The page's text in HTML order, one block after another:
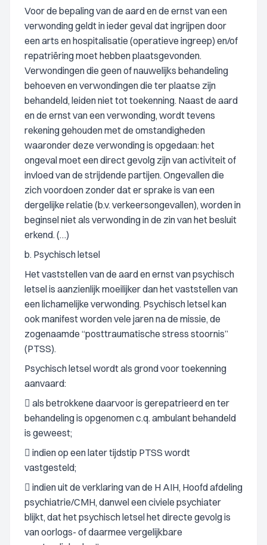
Voor de bepaling van de aard en de ernst van een
verwonding geldt in ieder geval dat ingrijpen door
een arts en hospitalisatie (operatieve ingreep) en/of
repatriëring moet hebben plaatsgevonden.
Verwondingen die geen of nauwelijks behandeling
behoeven en verwondingen die ter plaatse zijn
behandeld, leiden niet tot toekenning. Naast de aard
en de ernst van een verwonding, wordt tevens
rekening gehouden met de omstandigheden
waaronder deze verwonding is opgedaan: het
ongeval moet een direct gevolg zijn van activiteit of
invloed van de strijdende partijen. Ongevallen die
zich voordoen zonder dat er sprake is van een
dergelijke relatie (b.v. verkeersongevallen), worden in
beginsel niet als verwonding in de zin van het besluit
erkend. (…)
b. Psychisch letsel
Het vaststellen van de aard en ernst van psychisch
letsel is aanzienlijk moeilijker dan het vaststellen van
een lichamelijke verwonding. Psychisch letsel kan
ook manifest worden vele jaren na de missie, de
zogenaamde “posttraumatische stress stoornis”
(PTSS).
Psychisch letsel wordt als grond voor toekenning
aanvaard:
 als betrokkene daarvoor is gerepatrieerd en ter
behandeling is opgenomen c.q. ambulant behandeld
is geweest;
 indien op een later tijdstip PTSS wordt
vastgesteld;
 indien uit de verklaring van de H AIH, Hoofd afdeling
psychiatrie/CMH, danwel een civiele psychiater
blijkt, dat het psychisch letsel het directe gevolg is
van oorlogs- of daarmee vergelijkbare